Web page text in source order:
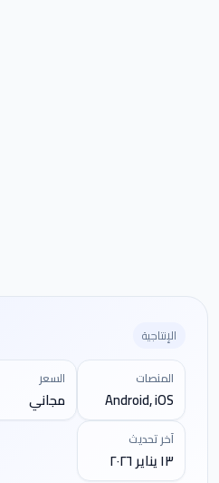
الإنتاجية
المنصات
Android, iOS
السعر
مجاني
آخر تحديث
١٣ يناير ٢٠٢٦